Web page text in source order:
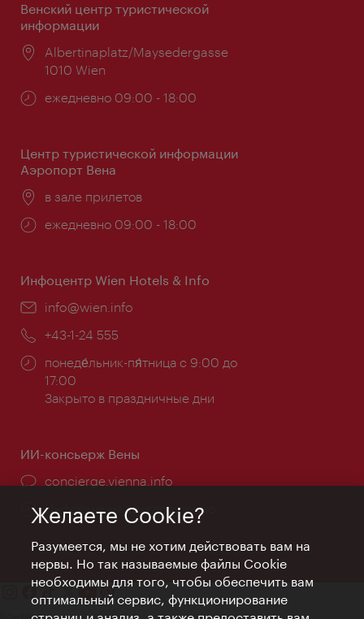
Венский центр туристической
информации
Расположение:
Albertinaplatz/Maysedergasse
1010 Wien
Часы
ежедневно 09:00 - 18:00
Центр туристической информации
Аэропорт Вена
Расположение:
в зале прилетов
Часы
ежедневно 09:00 - 18:00
Инфоцентр Wien Hotels & Info
Эл.
info@wien.info
Телефон:
+43-1-24 555
Часы
работы:
понеде́льник-пя́тница с 9:00 до
17:00
Закрыто в праздничные дни
ИИ-консьерж Вены
concierge.vienna.info
Информация круглосуточно
Контакт
Желаете Cookie?
Разумеется, мы не хотим действовать вам на
нервы. Но так называемые файлы Cookie
необходимы для того, чтобы обеспечить вам
оптимальный сервис, функционирование